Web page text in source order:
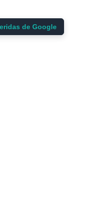
de Google